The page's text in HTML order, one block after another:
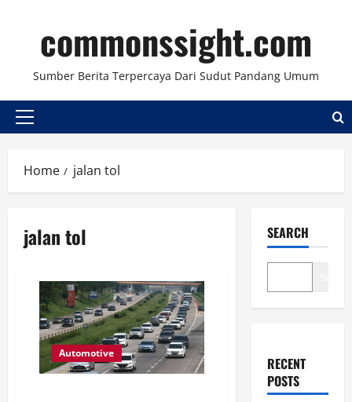
contentcommonssight.com
Sumber Berita Terpercaya Dari Sudut Pandang Umum
Primary
Home jalan tol
jalan tol
Automotive
SEARCH
RECENT
POSTS